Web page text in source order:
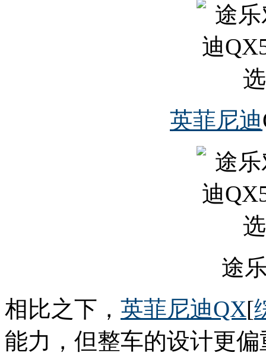
英菲尼迪
途
相比之下， 英菲尼迪QX[
能力，但整车的设计更